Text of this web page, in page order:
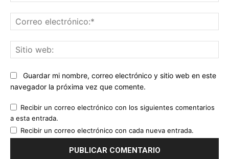
Guardar mi nombre, correo electrónico y sitio web en este
navegador la próxima vez que comente.
Recibir un correo electrónico con los siguientes comentarios
a esta entrada.
Recibir un correo electrónico con cada nueva entrada.